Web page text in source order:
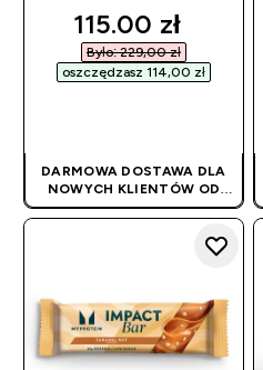
discounted price
115.00 zł‎
Było: 229,00 zł‎
oszczędzasz 114,00 zł‎
DARMOWA DOSTAWA DLA
NOWYCH KLIENTÓW OD
180PLN| PROMOCJA